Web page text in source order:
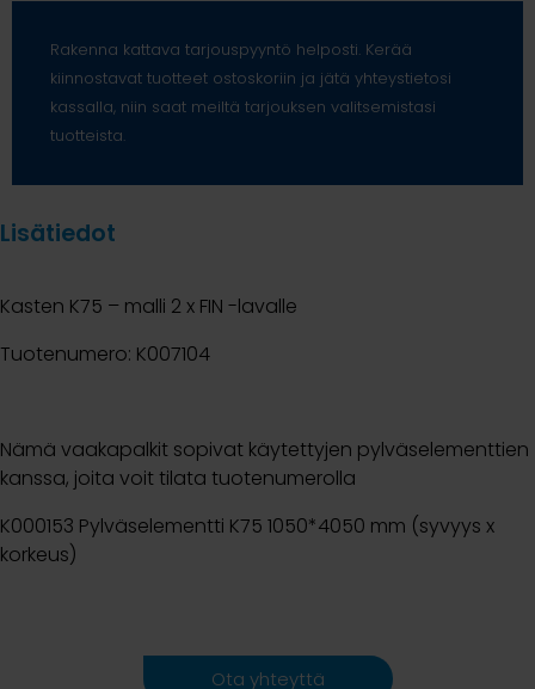
Rakenna kattava tarjouspyyntö helposti. Kerää
kiinnostavat tuotteet ostoskoriin ja jätä yhteystietosi
kassalla, niin saat meiltä tarjouksen valitsemistasi
tuotteista.
Lisätiedot
Kasten K75 – malli 2 x FIN -lavalle
Tuotenumero: K007104
Nämä vaakapalkit sopivat käytettyjen pylväselementtien
kanssa, joita voit tilata tuotenumerolla
K000153 Pylväselementti K75 1050*4050 mm (syvyys x
korkeus)
Ota yhteyttä